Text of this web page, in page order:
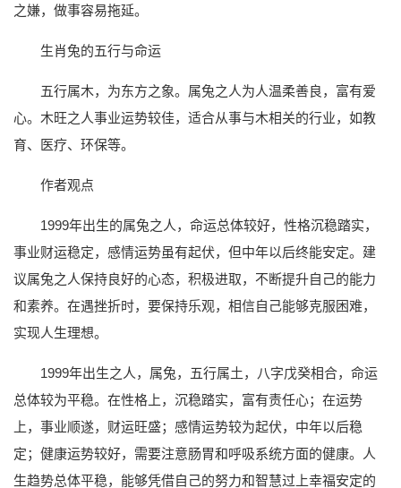
之嫌，做事容易拖延。
生肖兔的五行与命运
五行属木，为东方之象。属兔之人为人温柔善良，富有爱
心。木旺之人事业运势较佳，适合从事与木相关的行业，如教
育、医疗、环保等。
作者观点
1999年出生的属兔之人，命运总体较好，性格沉稳踏实，
事业财运稳定，感情运势虽有起伏，但中年以后终能安定。建
议属兔之人保持良好的心态，积极进取，不断提升自己的能力
和素养。在遇挫折时，要保持乐观，相信自己能够克服困难，
实现人生理想。
1999年出生之人，属兔，五行属土，八字戊癸相合，命运
总体较为平稳。在性格上，沉稳踏实，富有责任心；在运势
上，事业顺遂，财运旺盛；感情运势较为起伏，中年以后稳
定；健康运势较好，需要注意肠胃和呼吸系统方面的健康。人
生趋势总体平稳，能够凭借自己的努力和智慧过上幸福安定的